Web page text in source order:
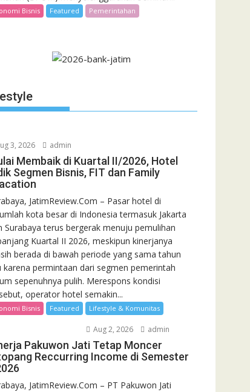
Bisnis Featured Pemerintahan
3, 2026 admin
Membaik di Kuartal II/2026, Hotel
Segmen Bisnis, FIT dan Family
JatimReview.Com – Pasar hotel di
kota besar di Indonesia termasuk Jakarta
Surabaya terus bergerak menuju pemulihan
Kuartal II 2026, meskipun kinerjanya
berada di bawah periode yang sama tahun
karena permintaan dari segmen pemerintah
sepenuhnya pulih. Merespons kondisi
operator hotel semakin...
Bisnis Featured Lifestyle & Komunitas
Aug 2, 2026 admin
Pakuwon Jati Tetap Moncer
Reccurring Income di Semester
JatimReview.Com – PT Pakuwon Jati